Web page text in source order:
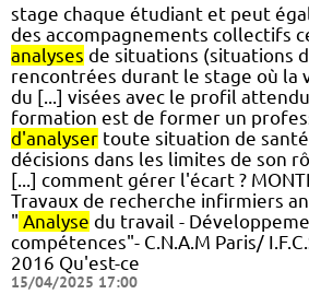
stage chaque étudiant et peut
des accompagnements collectifs
analyses de situations (situations
rencontrées durant le stage où la
du [...] visées avec le profil
formation est de former un
d'analyser toute situation de
décisions dans les limites de son
[...] comment gérer l'écart ?
Travaux de recherche infirmiers
" Analyse du travail -
compétences"- C.N.A.M Paris/
2016 Qu'est-ce
15/04/2025 17:00